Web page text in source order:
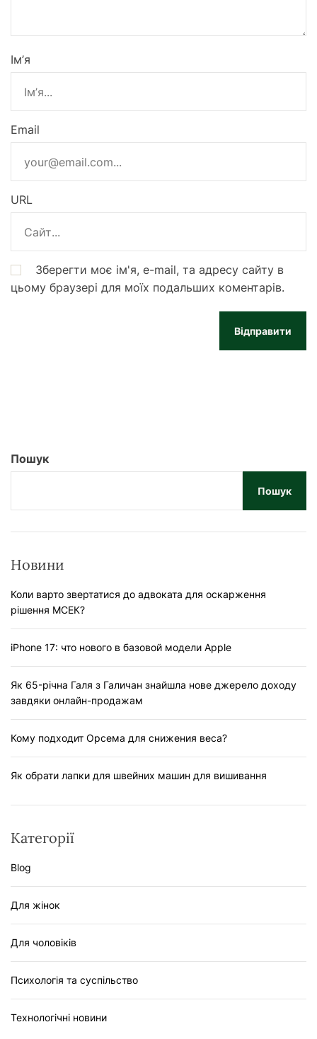
Ім’я
Email
URL
Зберегти моє ім'я, e-mail, та адресу сайту в
цьому браузері для моїх подальших коментарів.
Пошук
Пошук
Новини
Коли варто звертатися до адвоката для оскарження
рішення МСЕК?
iPhone 17: что нового в базовой модели Apple
Як 65-річна Галя з Галичан знайшла нове джерело доходу
завдяки онлайн-продажам
Кому подходит Орсема для снижения веса?
Як обрати лапки для швейних машин для вишивання
Категорії
Blog
Для жінок
Для чоловіків
Психологія та суспільство
Технологічні новини